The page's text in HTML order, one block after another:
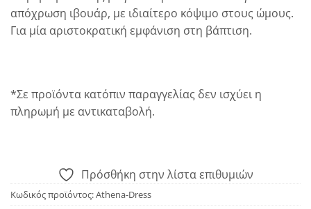
απόχρωση ιβουάρ, με ιδιαίτερο κόψιμο στους ώμους.
Για μία αριστοκρατική εμφάνιση στη βάπτιση.
*Σε προϊόντα κατόπιν παραγγελίας δεν ισχύει η
πληρωμή με αντικαταβολή.
Πρόσθήκη στην λίστα επιθυμιών
Κωδικός προϊόντος:Athena-Dress